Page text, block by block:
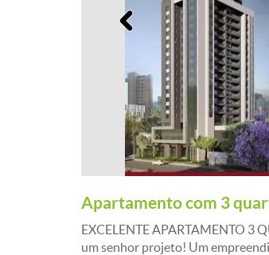
Anterior
Apartamento com 3
EXCELENTE APARTAMENTO 3
um senhor projeto! Um